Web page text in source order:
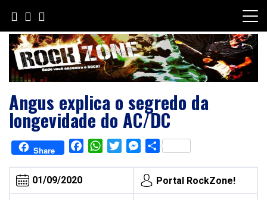
content
Angus explica o segredo da
longevidade do AC/DC
Share FacebookWhatsAppTwitterMessenger
Share
01/09/2020 Portal RockZone!